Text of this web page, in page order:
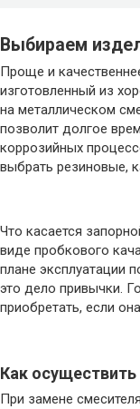
Выбираем
Проще и
изготовленный из
на металлическом
позволит долгое
коррозийных
выбрать резиновые,
Что касается
виде пробкового
плане эксплуатации
это дело привычки.
приобретать, если
Как
При замене